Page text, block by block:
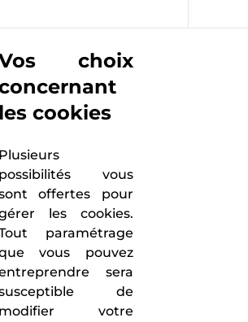
choix
les cookies
Plusieurs
possibilités vous
offertes pour
les cookies.
paramétrage
vous pouvez
sera
de
modifier votre